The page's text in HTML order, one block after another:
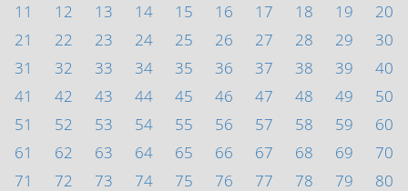
11
12 13 14 15 16 17 18 19
20
21
22 23 24 25 26 27 28 29
30
31
32 33 34 35 36 37 38 39
40
41
42 43 44 45 46 47 48 49
50
51
52 53 54 55 56 57 58 59
60
61
62 63 64 65 66 67 68 69
70
71
72 73 74 75 76 77 78 79
80